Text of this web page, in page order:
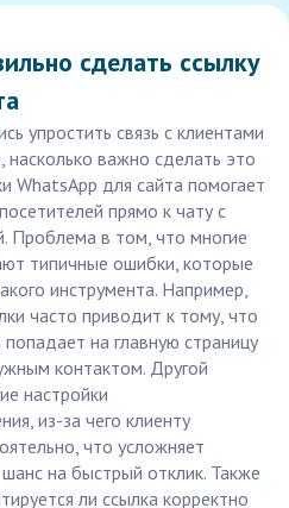
сделать ссылку
упростить связь с клиентами
насколько важно сделать это
WhatsApp для сайта помогает
прямо к чату с
Проблема в том, что многие
типичные ошибки, которые
инструмента. Например,
часто приводит к тому, что
на главную страницу
контактом. Другой
настройки
из-за чего клиенту
что усложняет
на быстрый отклик. Также
ли ссылка корректно